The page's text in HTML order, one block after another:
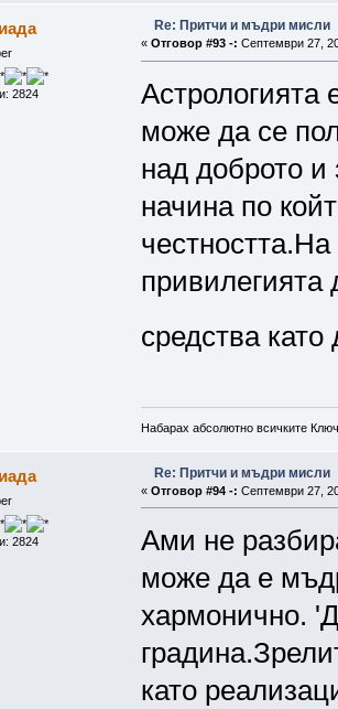
2824
Re: Притчи и мъдри мисли
« Отговор #93 -: Септември 27,
Астрологията
може да се
над доброто и
начина по
привилегията
средства
Набарах абсолютно всичките
2824
Re: Притчи и мъдри мисли
« Отговор #94 -: Септември 27,
Ами не
може да е
хармонично.
като